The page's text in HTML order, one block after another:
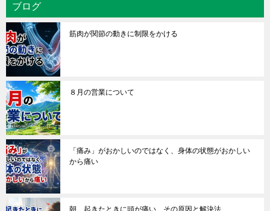
ブログ
筋肉が関節の動きに制限をかける
８月の営業について
「痛み」がおかしいのではなく、身体の状態がおかしい
から痛い
朝、起きたときに頭が痛い、その原因と解決法